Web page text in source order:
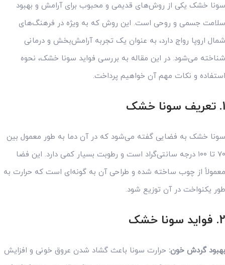
خشک یکی از روش‌های قدیمی و محبوب برای آرامش و بهبود
جسمی و روحی است. این روش که به ویژه در فرهنگ‌های
اروپا رواج دارد، به عنوان یک تجربه آرامش‌بخش و درمانی
می‌شود. در این مقاله به بررسی فواید سونا خشک، نحوه
و نکات مهم آن خواهیم پرداخت.
تعریف سونا خشک
خشک به فضایی گفته می‌شود که در آن دما به طور معمول بین
۷۰ تا ۱۰۰ درجه سانتی‌گراد است و رطوبت بسیار کمی دارد. این فضا
از چوب ساخته شده و طراحی آن به گونه‌ای است که حرارت به
یکنواخت در آن توزیع شود.
فواید سونا خشک
گردش خون: حرارت سونا باعث گشاد شدن عروق خونی و افزایش